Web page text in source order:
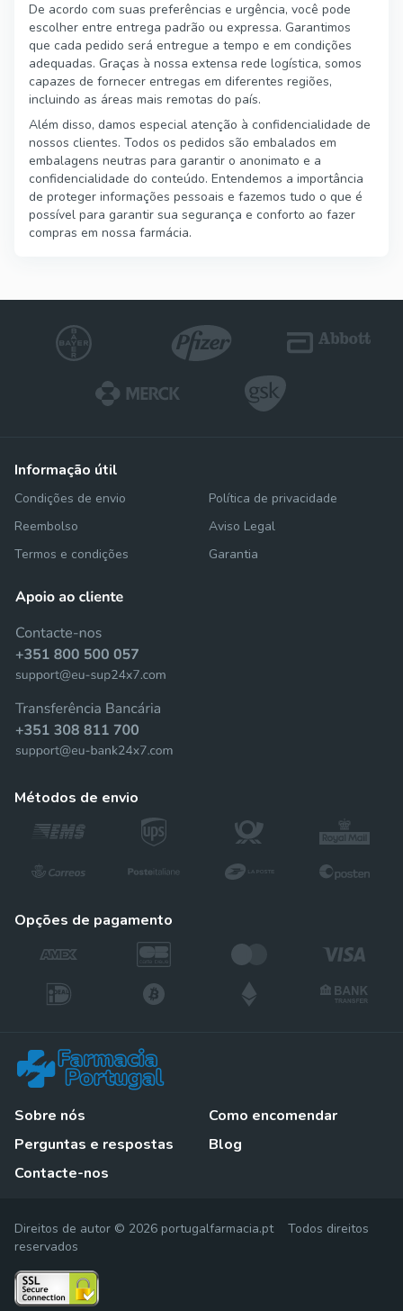
De acordo com suas preferências e urgência, você pode
escolher entre entrega padrão ou expressa. Garantimos
que cada pedido será entregue a tempo e em condições
adequadas. Graças à nossa extensa rede logística, somos
capazes de fornecer entregas em diferentes regiões,
incluindo as áreas mais remotas do país.
Além disso, damos especial atenção à confidencialidade de
nossos clientes. Todos os pedidos são embalados em
embalagens neutras para garantir o anonimato e a
confidencialidade do conteúdo. Entendemos a importância
de proteger informações pessoais e fazemos tudo o que é
possível para garantir sua segurança e conforto ao fazer
compras em nossa farmácia.
informação útil
Condições de envio
Reembolso
Termos e condições
Política de privacidade
Aviso Legal
Garantia
métodos de envio
opções de pagamento
Sobre nós
Perguntas e respostas
Contacte-nos
Como encomendar
Blog
Direitos de autor © 2026 portugalfarmacia.pt Todos direitos
reservados